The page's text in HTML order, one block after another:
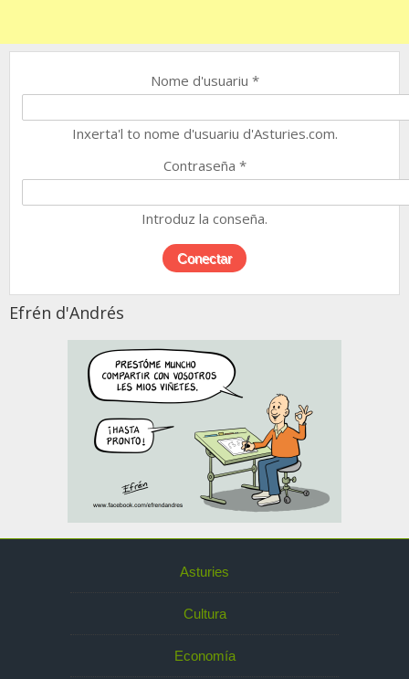
Nome d'usuariu *
Inxerta'l to nome d'usuariu d'Asturies.com.
Contraseña *
Introduz la conseña.
Efrén d'Andrés
Asturies
Cultura
Economía